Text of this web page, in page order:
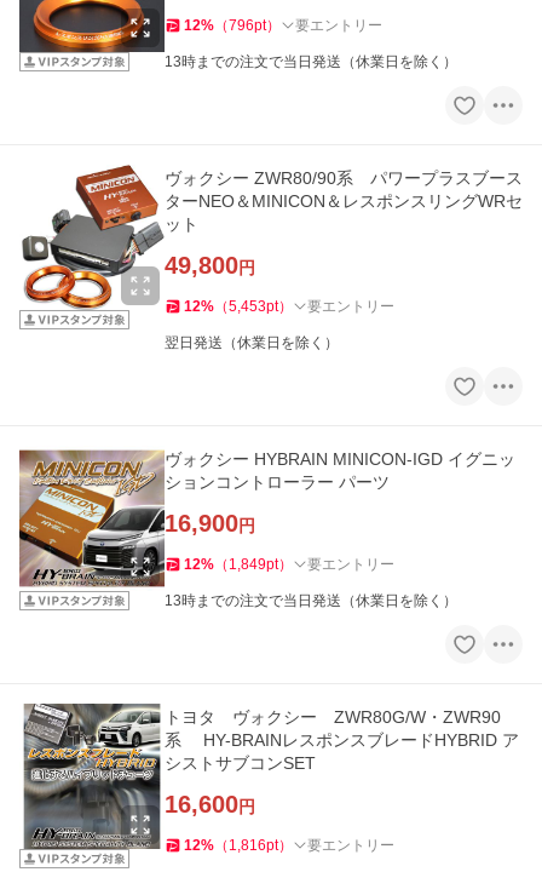
12% （796pt） 要エントリー
13時までの注文で当日発送（休業日を除く）
ヴォクシー ZWR80/90系 パワープラスブース
ターNEO＆MINICON＆レスポンスリングWRセ
ット
49,800円
12% （5,453pt） 要エントリー
翌日発送（休業日を除く）
ヴォクシー HYBRAIN MINICON-IGD イグニッ
ションコントローラー パーツ
16,900円
12% （ 1,849pt） 要エントリー
13時までの注文で当日発送（休業日を除く）
トヨタ ヴォクシー ZWR80G/W・ZWR90
系 HY-BRAINレスポンスブレードHYBRID ア
シストサブコンSET
16,600円
12% （ 1,816pt） 要エントリー